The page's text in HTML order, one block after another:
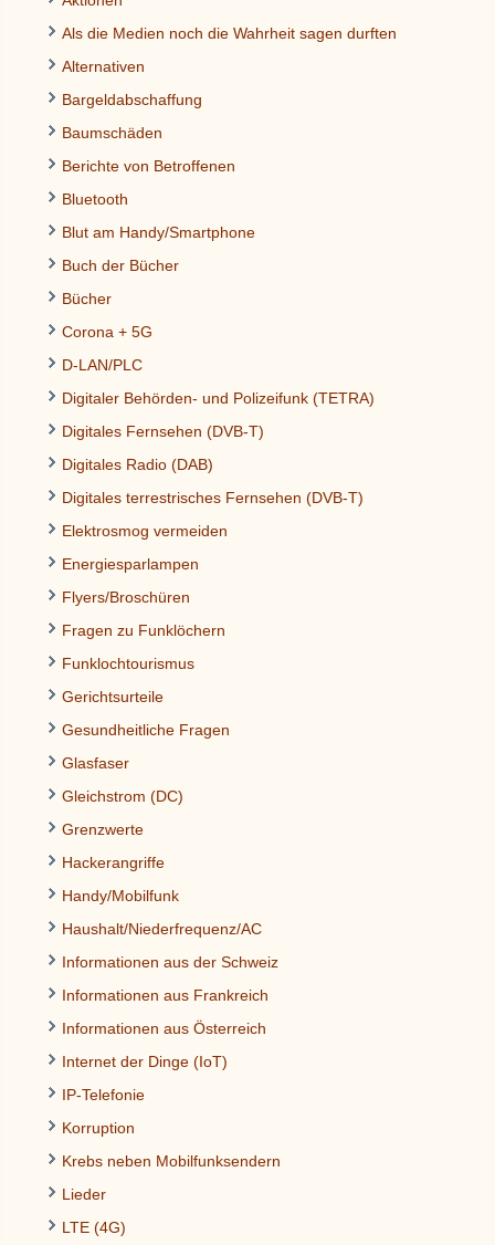
Als die Medien noch die Wahrheit sagen durften
Alternativen
Bargeldabschaffung
Baumschäden
Berichte von Betroffenen
Bluetooth
Blut am Handy/Smartphone
Buch der Bücher
Bücher
Corona + 5G
D-LAN/PLC
Digitaler Behörden- und Polizeifunk (TETRA)
Digitales Fernsehen (DVB-T)
Digitales Radio (DAB)
Digitales terrestrisches Fernsehen (DVB-T)
Elektrosmog vermeiden
Energiesparlampen
Flyers/Broschüren
Fragen zu Funklöchern
Funklochtourismus
Gerichtsurteile
Gesundheitliche Fragen
Glasfaser
Gleichstrom (DC)
Grenzwerte
Hackerangriffe
Handy/Mobilfunk
Haushalt/Niederfrequenz/AC
Informationen aus der Schweiz
Informationen aus Frankreich
Informationen aus Österreich
Internet der Dinge (IoT)
IP-Telefonie
Korruption
Krebs neben Mobilfunksendern
Lieder
LTE (4G)